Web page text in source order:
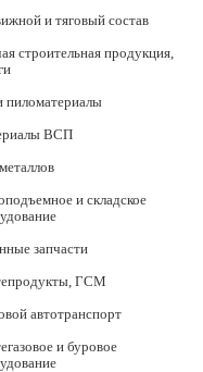
и тяговый состав
строительная продукция,
пиломатериалы
ВСП
и складское
запчасти
ГСМ
автотранспорт
и буровое